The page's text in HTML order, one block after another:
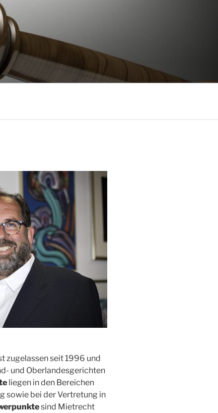
zugelassen seit 1996 und
und Oberlandesgerichten
liegen in den Bereichen
sowie bei der Vertretung in
sind Mietrecht